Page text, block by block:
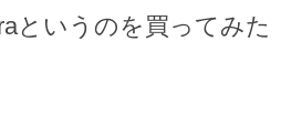
というのを買ってみた